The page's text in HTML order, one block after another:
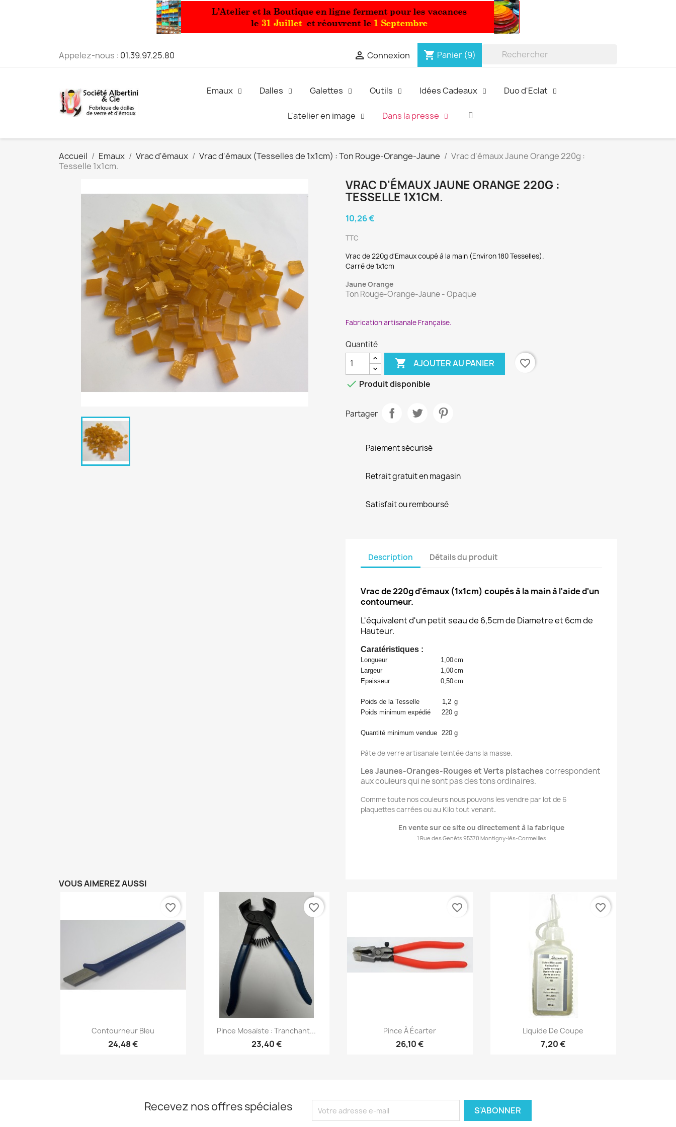
Appelez-nous : 01.39.97.25.80  Connexion shopping_cart Panier (9)
Emaux Dalles Galettes Outils Idées Cadeaux Duo d'Eclat
L'atelier en image Dans la presse
Accueil Emaux Vrac d'émaux Vrac d'émaux (Tesselles de 1x1cm) : Ton Rouge-Orange-Jaune
Vrac d'émaux Jaune Orange 220g :
Tesselle 1x1cm.
VRAC D'ÉMAUX JAUNE ORANGE 220G :
TESSELLE 1X1CM.
10,26 €
TTC
Vrac de 220g d'Emaux coupé à la main (Environ 180 Tesselles).
Carré de 1x1cm
Jaune Orange
Ton Rouge-Orange-Jaune - Opaque
Fabrication artisanale Française.
Quantité
 AJOUTER AU PANIER
favorite_border
 Produit disponible
Partager
Paiement sécurisé
Retrait gratuit en magasin
Satisfait ou remboursé
Description Détails du produit
Vrac de 220g d'émaux (1x1cm) coupés à la main à l'aide d'un
contourneur.
L'équivalent d'un petit seau de 6,5cm de Diametre et 6cm de
Hauteur.
Caratéristiques :
Longueur 1,00cm
Largeur
1,00cm
Epaisseur
0,50cm
Poids de la Tesselle 1,2 g
Poids minimum expédié
220 g
Quantité minimum vendue 220 g
Pâte de verre artisanale teintée dans la masse.
Les Jaunes-Oranges-Rouges et Verts pistachescorrespondent
aux couleurs qui ne sont pas des tons ordinaires.
Comme toute nos couleurs nous pouvons les vendre par lot de 6
plaquettes carrées ou au Kilo tout venant.
En vente sur ce site ou directement à la fabrique
1 Rue des Genêts 95370 Montigny-lès-Cormeilles
VOUS AIMEREZ AUSSI
Aperçu rapide
Contourneur Bleu
24,48 €
favorite_border
Aperçu rapide
Pince Mosaïste : Tranchant...
23,40 €
favorite_border
Aperçu rapide
Pince À Écarter
26,10 €
favorite_border
Aperçu rapide
Liquide De Coupe
7,20 €
favorite_border
Recevez nos offres spéciales